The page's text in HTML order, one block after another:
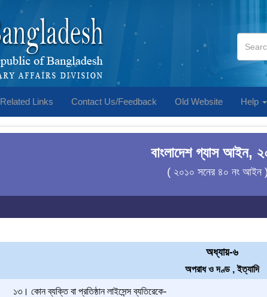
Related Links Contact Us/Feedback Old Website Help
বাংলাদেশ গ্যাস আইন,
( ২০১০ সনের ৪০ নং আইন )
অধ্যায়-৬
অপরাধ ও দণ্ড , ইত্যাদি
১৩। কোন ব্যক্তি বা প্রতিষ্ঠান লাইসেন্স ব্যতিরেকে-